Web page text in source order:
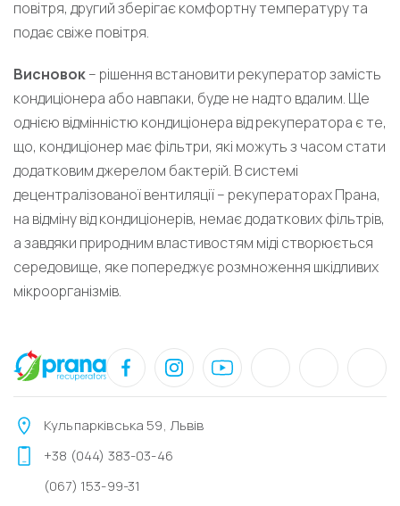
повітря, другий зберігає комфортну температуру та
подає свіже повітря.
Висновок– рішення встановити рекуператор замість
кондиціонера або навпаки, буде не надто вдалим. Ще
однією відмінністю кондиціонера від рекуператора є те,
що, кондиціонер має фільтри, які можуть з часом стати
додатковим джерелом бактерій. В системі
децентралізованої вентиляції – рекуператорах Прана,
на відміну від кондиціонерів, немає додаткових фільтрів,
а завдяки природним властивостям міді створюється
середовище, яке попереджує розмноження шкідливих
мікроорганізмів.
Кульпарківська 59, Львів
+38 (044) 383-03-46
(067) 153-99-31